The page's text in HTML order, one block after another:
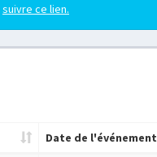
suivre ce lien.
Date de l'événement